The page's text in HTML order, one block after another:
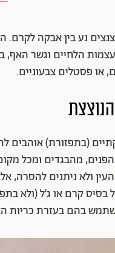
נע בין אבקה לקרם.
הלחיים וגשר האף,
או פסטלים צבעוניים.
(בתפזורת) אוהבים
מהבגדים ומכל
ולא ניתנים להסרה,
בסיס קרם או ג’ל (ולא
בהם בעזרת כריות